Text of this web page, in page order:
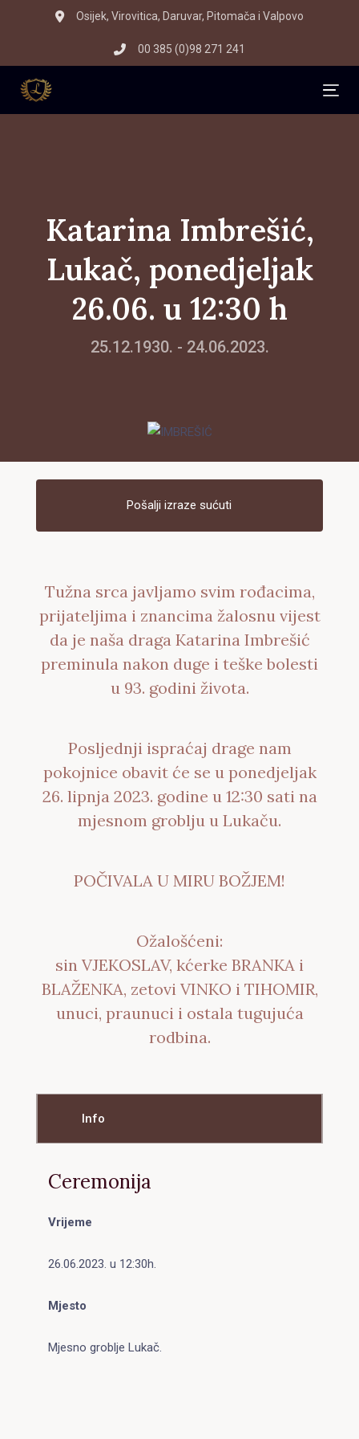
navigation
to
Osijek, Virovitica, Daruvar, Pitomača i Valpovo
00 385 (0)98 271 241
Katarina Imbrešić,
Lukač, ponedjeljak
26.06. u 12:30 h
25.12.1930. - 24.06.2023.
Pošalji izraze sućuti
Tužna srca javljamo svim rođacima,
prijateljima i znancima žalosnu vijest
da je naša draga Katarina Imbrešić
preminula nakon duge i teške bolesti
u 93. godini života.
Posljednji ispraćaj drage nam
pokojnice obavit će se u ponedjeljak
26. lipnja 2023. godine u 12:30 sati na
mjesnom groblju u Lukaču.
POČIVALA U MIRU BOŽJEM!
Ožalošćeni:
sin VJEKOSLAV, kćerke BRANKA i
BLAŽENKA, zetovi VINKO i TIHOMIR,
unuci, praunuci i ostala tugujuća
rodbina.
Info
Ceremonija
Vrijeme
26.06.2023. u 12:30h.
Mjesto
Mjesno groblje Lukač.